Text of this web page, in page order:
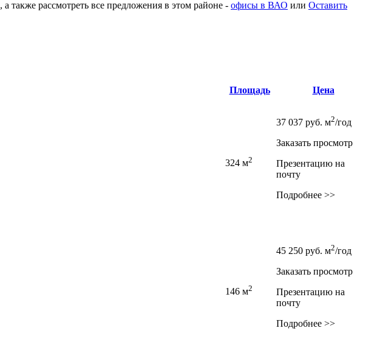
, а также рассмотреть все предложения в этом районе - офисы в ВАО или Оставить
Площадь Цена
324 м2
37 037 руб. м2/год
Заказать просмотр
Презентацию на
почту
Подробнее >>
146 м2
45 250 руб. м2/год
Заказать просмотр
Презентацию на
почту
Подробнее >>